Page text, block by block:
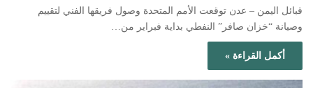
قبائل اليمن – عدن توقعت الأمم المتحدة وصول فريقها الفني لتقييم
وصيانة “خزان صافر” النفطي بداية فبراير من…
أكمل القراءة »